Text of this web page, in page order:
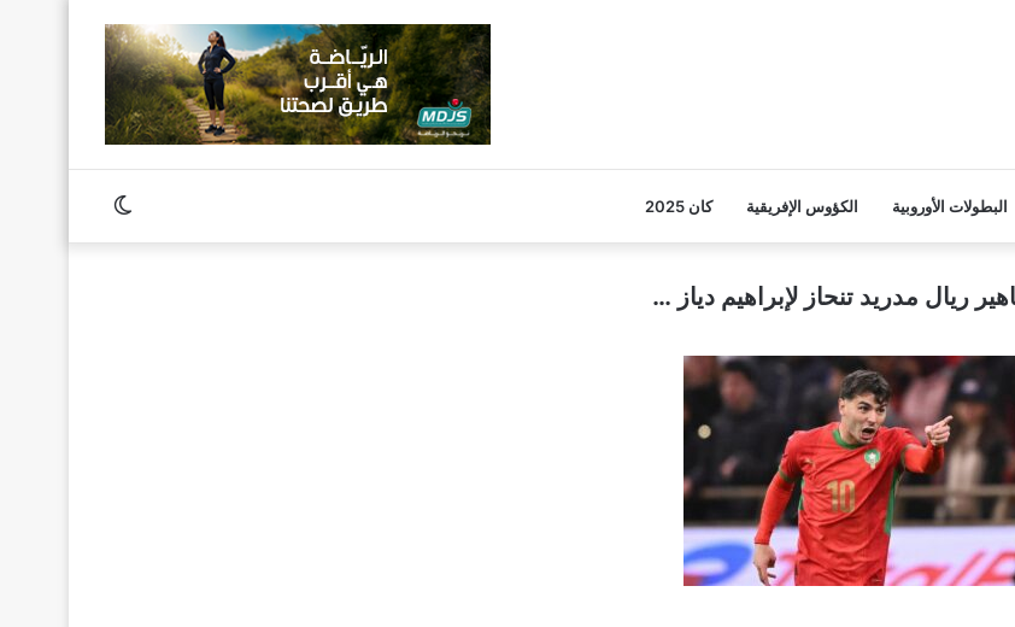
البطولات الأوروبية الكؤوس الإفريقية كان 2025
ريال مدريد تنحاز لإبراهيم دياز …